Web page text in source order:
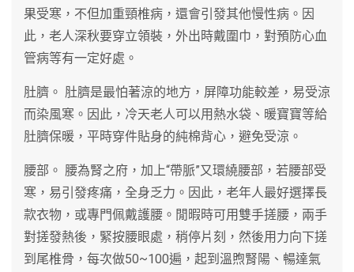
果受寒，不但加重頸椎病，還會引發其他慢性病。因
此，老人深秋要穿立領裝，外出時戴圍巾，對預防心血
管病等有一定好處。
肚臍。 肚臍是最怕著涼的地方，屏障功能較差，易受涼
而染風寒。因此，冷天老人可以用熱水袋、暖寶寶等給
肚臍保暖，平時穿件貼身的純棉背心，避免受涼。
腰部。 腰為腎之府，加上“帶脈”又環繞腰部，若腰部受
寒，易引發疼痛，全身乏力。因此，老年人最好選擇長
款衣物，或專門佩戴護腰。閒暇時可用雙手搓腰，兩手
對搓發熱後，緊按腰眼處，稍停片刻，然後用力向下搓
到尾椎骨，每次做50~100遍，起到溫煦腎陽、暢達氣